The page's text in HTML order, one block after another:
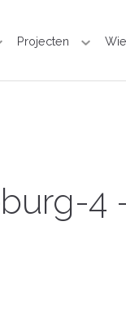
Projecten
4